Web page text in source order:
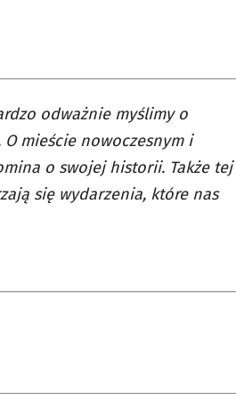
odważnie myślimy o
mieście nowoczesnym i
o swojej historii. Także tej
się wydarzenia, które nas